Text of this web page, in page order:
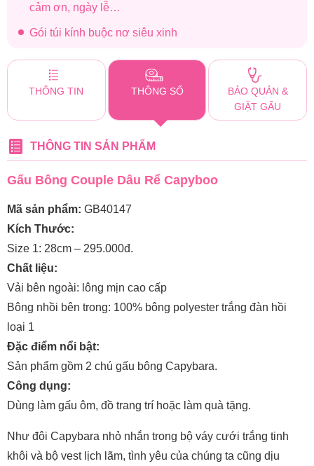
cảm ơn, ngày lễ…
Gói túi kính buộc nơ siêu xinh
THÔNG TIN THÔNG SỐ
BẢO QUẢN &
GIẶT GẤU
THÔNG TIN SẢN PHẨM
Gấu Bông Couple Dâu Rể Capyboo
Mã sản phẩm: GB40147
Kích Thước:
Size 1: 28cm – 295.000đ.
Chất liệu:
Vải bên ngoài: lông mịn cao cấp
Bông nhồi bên trong: 100% bông polyester trắng đàn hồi
loại 1
Đặc điểm nổi bật:
Sản phẩm gồm 2 chú gấu bông Capybara.
Công dụng:
Dùng làm gấu ôm, đồ trang trí hoặc làm quà tặng.
Như đôi Capybara nhỏ nhắn trong bộ váy cưới trắng tinh
khôi và bộ vest lịch lãm, tình yêu của chúng ta cũng dịu